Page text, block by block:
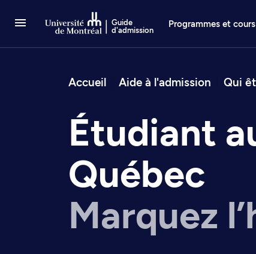
Guide
d'admission
Programmes et cours
Fil
Accueil Aide à l'admission Qui
Étudiant
Québec
Marquez